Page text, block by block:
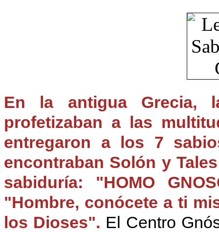
En la antigua Grecia,
profetizaban a las
entregaron a los 7
encontraban Solón y
sabiduría: "HOMO
"Hombre, conócete a ti
los Dioses". El Centro